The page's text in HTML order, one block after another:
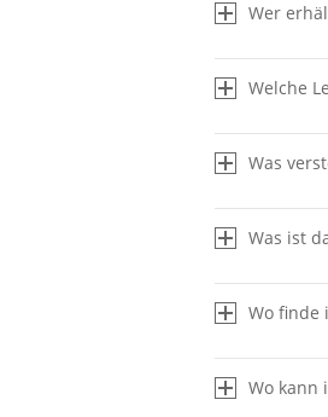
Wer
auf
finden
Welche
Was
Was ist
Wo finde
Wo kann